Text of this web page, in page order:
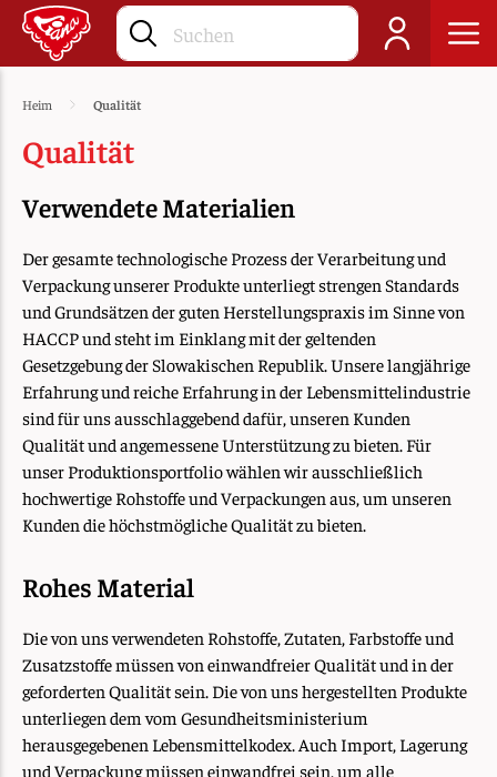
Heim Qualität
Qualität
Verwendete Materialien
Der gesamte technologische Prozess der Verarbeitung und
Verpackung unserer Produkte unterliegt strengen Standards
und Grundsätzen der guten Herstellungspraxis im Sinne von
HACCP und steht im Einklang mit der geltenden
Gesetzgebung der Slowakischen Republik. Unsere langjährige
Erfahrung und reiche Erfahrung in der Lebensmittelindustrie
sind für uns ausschlaggebend dafür, unseren Kunden
Qualität und angemessene Unterstützung zu bieten. Für
unser Produktionsportfolio wählen wir ausschließlich
hochwertige Rohstoffe und Verpackungen aus, um unseren
Kunden die höchstmögliche Qualität zu bieten.
Rohes Material
Die von uns verwendeten Rohstoffe, Zutaten, Farbstoffe und
Zusatzstoffe müssen von einwandfreier Qualität und in der
geforderten Qualität sein. Die von uns hergestellten Produkte
unterliegen dem vom Gesundheitsministerium
herausgegebenen Lebensmittelkodex. Auch Import, Lagerung
und Verpackung müssen einwandfrei sein, um alle